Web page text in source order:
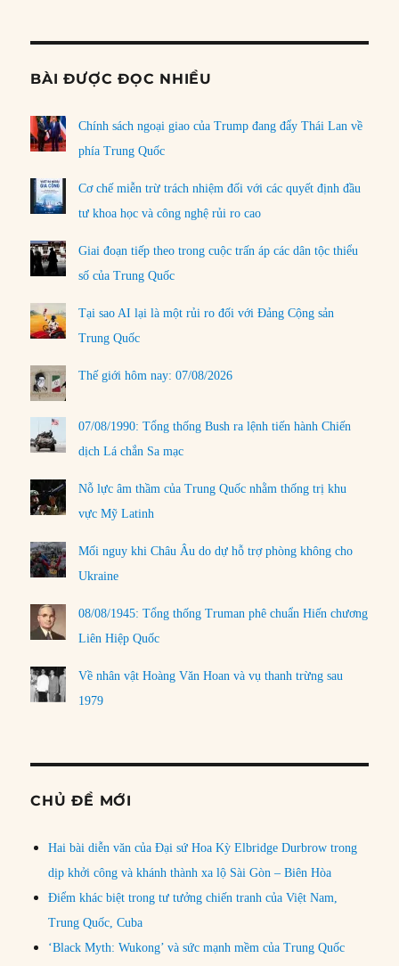
BÀI ĐƯỢC ĐỌC NHIỀU
Chính sách ngoại giao của Trump đang đẩy Thái Lan về
phía Trung Quốc
Cơ chế miễn trừ trách nhiệm đối với các quyết định đầu
tư khoa học và công nghệ rủi ro cao
Giai đoạn tiếp theo trong cuộc trấn áp các dân tộc thiểu
số của Trung Quốc
Tại sao AI lại là một rủi ro đối với Đảng Cộng sản
Trung Quốc
Thế giới hôm nay: 07/08/2026
07/08/1990: Tổng thống Bush ra lệnh tiến hành Chiến
dịch Lá chắn Sa mạc
Nỗ lực âm thầm của Trung Quốc nhằm thống trị khu
vực Mỹ Latinh
Mối nguy khi Châu Âu do dự hỗ trợ phòng không cho
Ukraine
08/08/1945: Tổng thống Truman phê chuẩn Hiến chương
Liên Hiệp Quốc
Về nhân vật Hoàng Văn Hoan và vụ thanh trừng sau
1979
CHỦ ĐỀ MỚI
Hai bài diễn văn của Đại sứ Hoa Kỳ Elbridge Durbrow trong
dịp khởi công và khánh thành xa lộ Sài Gòn – Biên Hòa
Điểm khác biệt trong tư tưởng chiến tranh của Việt Nam,
Trung Quốc, Cuba
‘Black Myth: Wukong’ và sức mạnh mềm của Trung Quốc